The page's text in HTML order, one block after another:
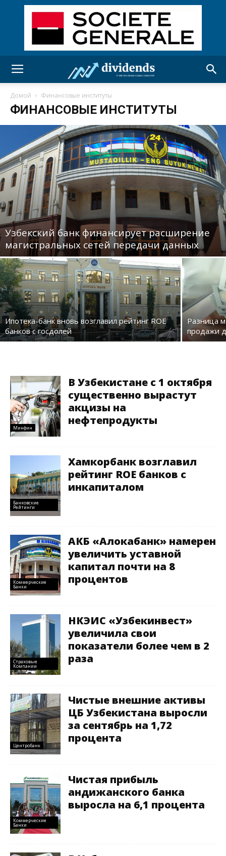
Домой Финансовые институты
ФИНАНСОВЫЕ ИНСТИТУТЫ
Узбекский банк финансирует расширение
магистральных сетей передачи данных
Ипотека-банк вновь возглавил рейтинг ROE
банков с госдолей
Разница
продажи
Минфин
В Узбекистане с 1 октября
существенно вырастут
акцизы на
нефтепродукты
Банковские
Рейтинги
Хамкорбанк возглавил
рейтинг ROE банков с
инкапиталом
Коммерческие
Банки
АКБ «Алокабанк» намерен
увеличить уставной
капитал почти на 8
процентов
Страховые
Компании
НКЭИС «Узбекинвест»
увеличила свои
показатели более чем в 2
раза
Центробанк
Чистые внешние активы
ЦБ Узбекистана выросли
за сентябрь на 1,72
процента
Коммерческие
Банки
Чистая прибыль
андижанского банка
выросла на 6,1 процента